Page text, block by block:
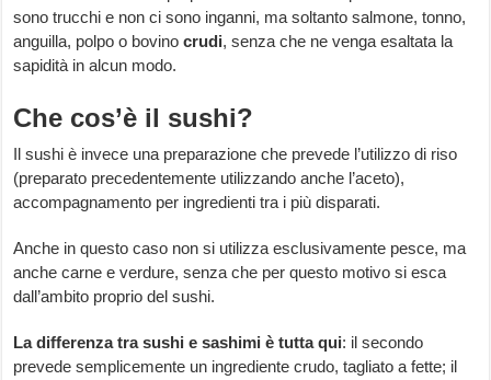
sono trucchi e non ci sono inganni, ma soltanto salmone, tonno,
anguilla, polpo o bovinocrudi, senza che ne venga esaltata la
sapidità in alcun modo.
Che cos’è il sushi?
Il sushi è invece una preparazione che prevede l’utilizzo di riso
(preparato precedentemente utilizzando anche l’aceto),
accompagnamento per ingredienti tra i più disparati.
Anche in questo caso non si utilizza esclusivamente pesce, ma
anche carne e verdure, senza che per questo motivo si esca
dall’ambito proprio del sushi.
La differenza tra sushi e sashimi è tutta qui: il secondo
prevede semplicemente un ingrediente crudo, tagliato a fette; il